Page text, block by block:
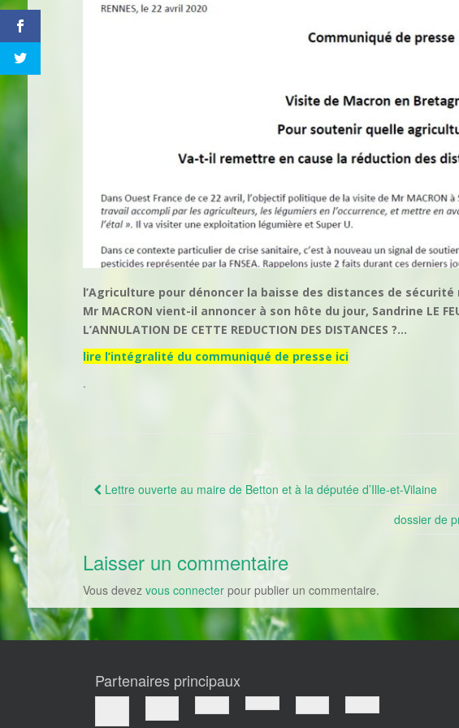
l’Agriculture pour dénoncer la baisse des distances de
Mr MACRON vient-il annoncer à son hôte du jour, Sandrine LE
L’ANNULATION DE CETTE REDUCTION DES DISTANCES ?…
lire l’intégralité du communiqué de presse ici
.
Navigation Article
Lettre ouverte au maire de Betton et à la députée d’Ille-et-Vilaine
dossier de
Laisser un commentaire
Vous devez vous connecterpour publier un commentaire.
Partenaires principaux